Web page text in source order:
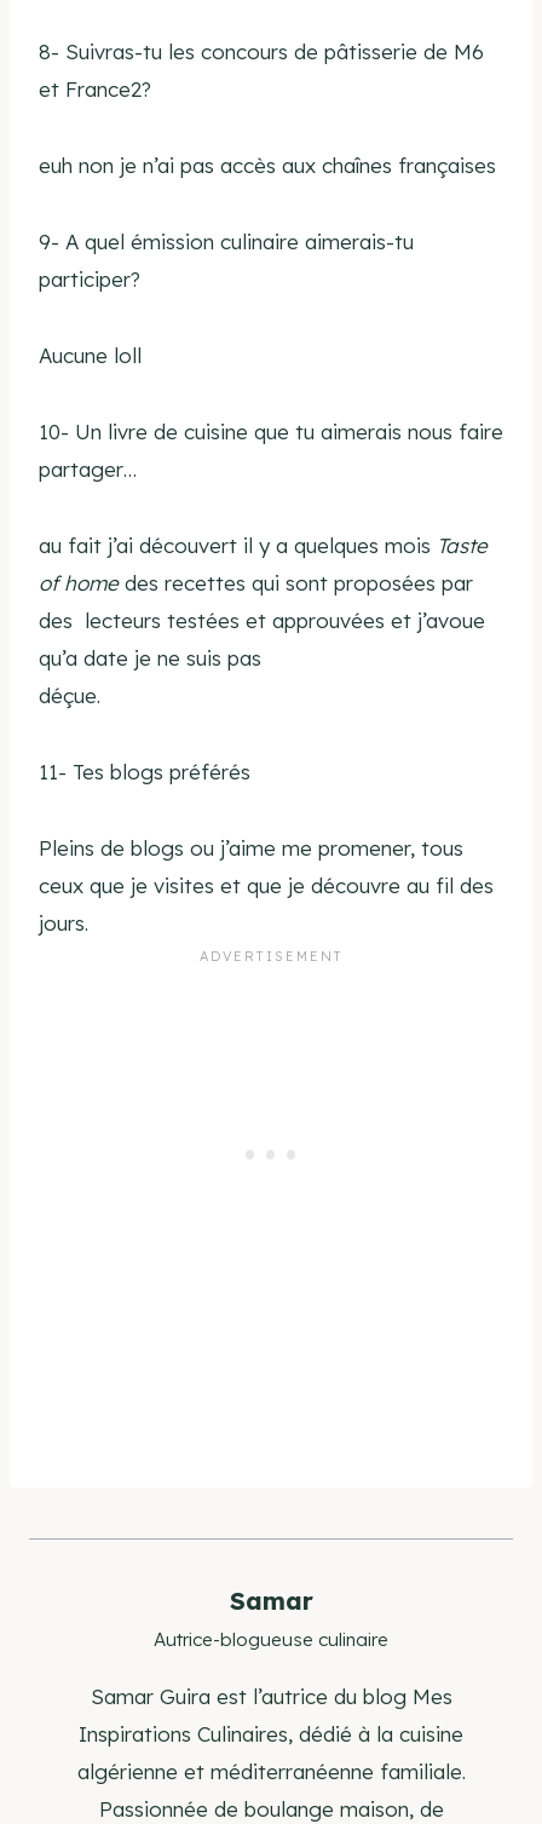
8- Suivras-tu les concours de pâtisserie de M6
et France2?
euh non je n’ai pas accès aux chaînes françaises
9- A quel émission culinaire aimerais-tu
participer?
Aucune loll
10- Un livre de cuisine que tu aimerais nous faire
partager…
au fait j’ai découvert il y a quelques mois Taste
of homedes recettes qui sont proposées par
des lecteurs testées et approuvées et j’avoue
qu’a date je ne suis pas
déçue.
11- Tes blogs préférés
Pleins de blogs ou j’aime me promener, tous
ceux que je visites et que je découvre au fil des
jours.
Samar
Autrice-blogueuse culinaire
Samar Guira est l’autrice du blog Mes
Inspirations Culinaires, dédié à la cuisine
algérienne et méditerranéenne familiale.
Passionnée de boulange maison, de